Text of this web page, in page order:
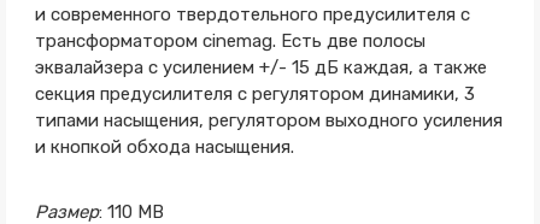
и современного твердотельного предусилителя с
трансформатором cinemag. Есть две полосы
эквалайзера с усилением +/- 15 дБ каждая, а также
секция предусилителя с регулятором динамики, 3
типами насыщения, регулятором выходного усиления
и кнопкой обхода насыщения.
Размер: 110 MB